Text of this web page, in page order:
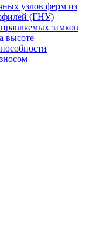
узлов ферм из
(ГНУ)
замков
высоте